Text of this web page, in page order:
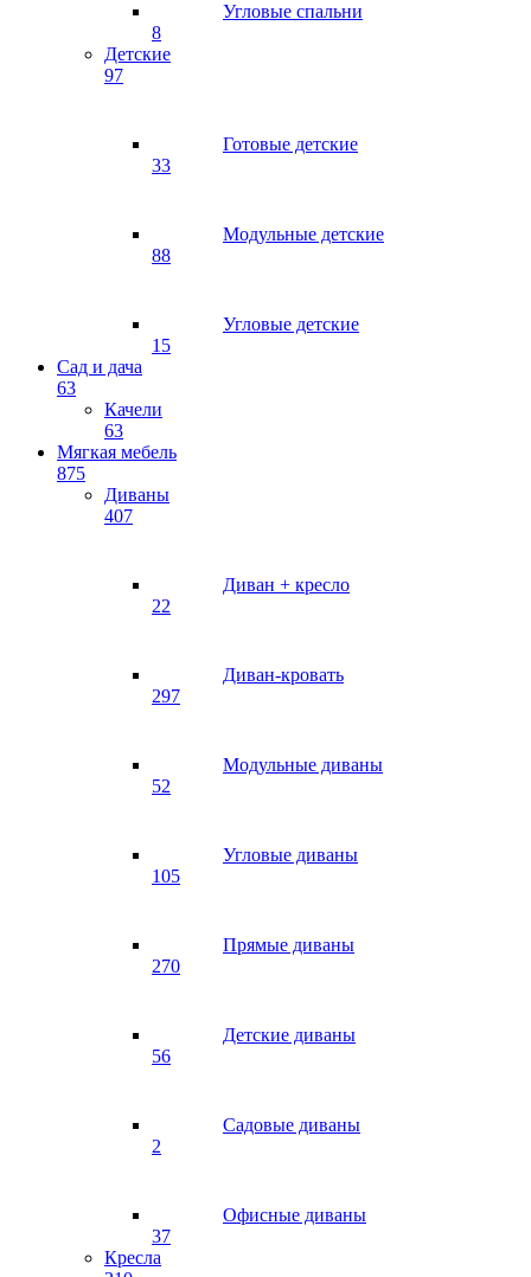
Угловые спальни
8
Детские
97
Готовые детские
33
Модульные детские
88
Угловые детские
15
Сад и дача
63
Качели
63
Мягкая мебель
875
Диваны
407
Диван + кресло
22
Диван-кровать
297
Модульные диваны
52
Угловые диваны
105
Прямые диваны
270
Детские диваны
56
Садовые диваны
2
Офисные диваны
37
Кресла